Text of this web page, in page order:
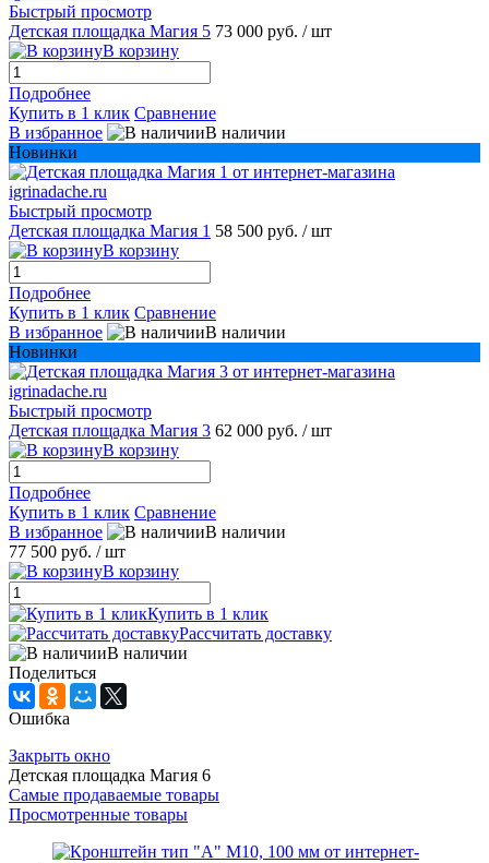
Быстрый просмотр
Детская площадка Магия 5 73 000 руб. / шт
В корзину
Подробнее
Купить в 1 клик Сравнение
В избранное
В наличии
Новинки
Быстрый просмотр
Детская площадка Магия 1 58 500 руб. / шт
В корзину
Подробнее
Купить в 1 клик Сравнение
В избранное
В наличии
Новинки
Быстрый просмотр
Детская площадка Магия 3 62 000 руб. / шт
В корзину
Подробнее
Купить в 1 клик Сравнение
В избранное
В наличии
77 500 руб. / шт
В корзину
Купить в 1 клик
Рассчитать доставку
В наличии
Поделиться
Ошибка
Закрыть окно
Детская площадка Магия 6
Самые продаваемые товары
Просмотренные товары